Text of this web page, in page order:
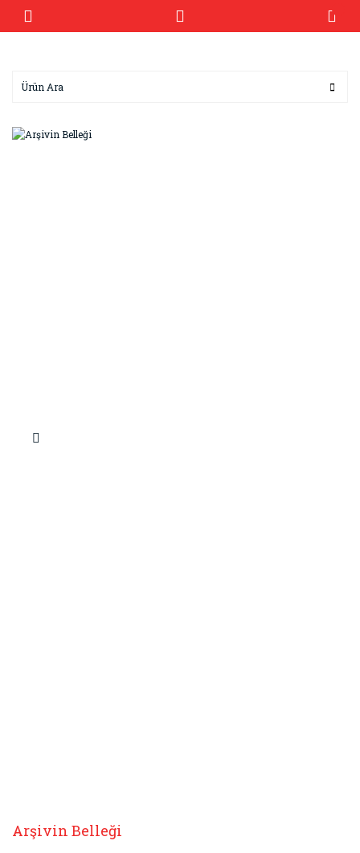
Arşivin Belleği